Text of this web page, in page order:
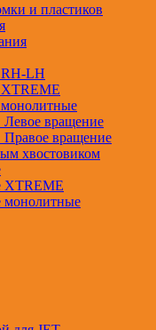
и пластиков
RH-LH
XTREME
Левое вращение
Правое вращение
хвостовиком
XTREME
монолитные